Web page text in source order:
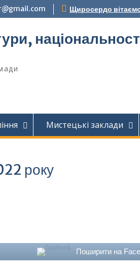
Щиросердо
Мистецькі заклади
року
Поширити на